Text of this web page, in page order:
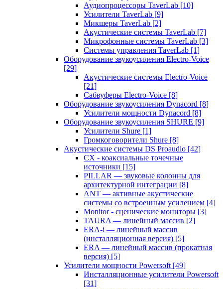
Аудиопроцессоры TaverLab [10]
Усилители TaverLab [9]
Микшеры TaverLab [2]
Акустические системы TaverLab [7]
Микрофонные системы TaverLab [3]
Системы управления TaverLab [1]
Оборудование звукоусиления Electro-Voice
[29]
Акустические системы Electro-Voice
[21]
Сабвуферы Electro-Voice [8]
Оборудование звукоусиления Dynacord [8]
Усилители мощности Dynacord [8]
Оборудование звукоусиления SHURE [9]
Усилители Shure [1]
Громкоговорители Shure [8]
Акустические системы DS Proaudio [42]
CX - коаксиальные точечные
источники [15]
PILLAR — звуковые колонны для
архитектурной интеграции [8]
ANT — активные акустические
системы со встроенным усилением [4]
Monitor - сценические мониторы [3]
TAURA — линейный массив [2]
ERA-i — линейный массив
(инсталляционная версия) [5]
ERA — линейный массив (прокатная
версия) [5]
Усилители мощности Powersoft [49]
Инсталляционные усилители Powersoft
[31]